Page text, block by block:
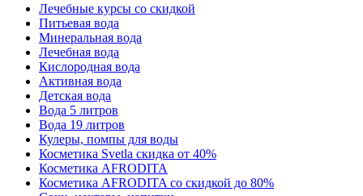
Лечебные курсы со скидкой
Питьевая вода
Минеральная вода
Лечебная вода
Кислородная вода
Активная вода
Детская вода
Вода 5 литров
Вода 19 литров
Кулеры, помпы для воды
Косметика Svetla скидка от 40%
Косметика AFRODITA
Косметика AFRODITA со скидкой до 80%